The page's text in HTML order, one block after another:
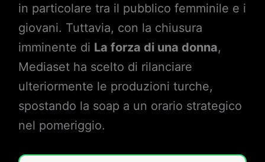
in particolare tra il pubblico femminile e i
giovani. Tuttavia, con la chiusura
imminente di La forza di una donna,
Mediaset ha scelto di rilanciare
ulteriormente le produzioni turche,
spostando la soap a un orario strategico
nel pomeriggio.